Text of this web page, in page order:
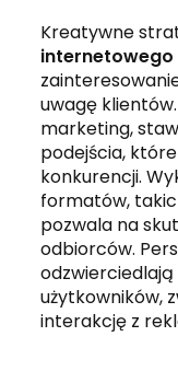
Kreatywne
internetowego
uwagę
marketing,
podejścia,
konkurencji.
formatów,
pozwala na
odbiorców.
użytkowników,
interakcję z